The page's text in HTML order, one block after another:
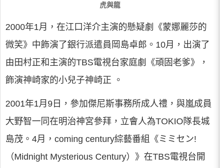
虎與龍
2000年1月，在江口洋介主演的懸疑劇《蒙娜麗莎的
微笑》中飾演了銀行派遣員岡島卓郎。10月，出演了
由田村正和主演的TBS電視台家庭劇《頑固老爹》，
飾演神崎家的小兒子神崎正 。
2001年1月9日，參加傑尼斯事務所成人禮，與嵐成員
大野智一同在明治神宮參拜，立會人為TOKIO隊長城
島茂。4月，coming century綜藝番組《ミミセン!
（Midnight Mysterious Century）》在TBS電視台開